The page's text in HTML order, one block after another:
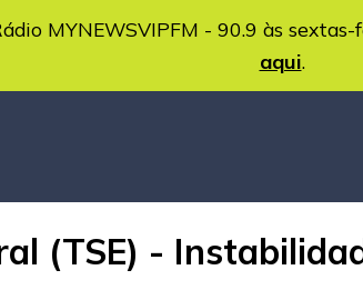
MYNEWSVIPFM - 90.9 às
aqui.
(TSE) -